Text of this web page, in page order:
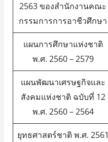
2563 ของสำนักงานคณะ
กรรมการการอาชีวศึกษา
แผนการศึกษาแห่งชาติ
พ.ศ. 2560 – 2579
แผนพัฒนาเศรษฐกิจและ
สังคมแห่งชาติ ฉบับที่ 12
พ.ศ. 2560 – 2564
ยุทธศาสตร์ชาติ พ.ศ. 2561